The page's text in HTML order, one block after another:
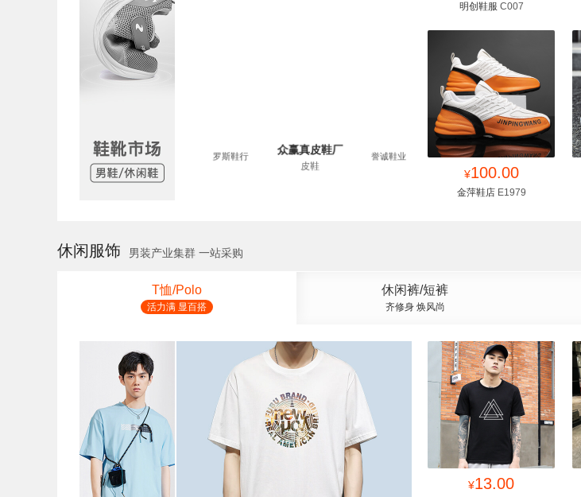
誉诚鞋业 罗斯鞋行 众赢真皮鞋厂
誉诚鞋业
凉鞋 板鞋
罗斯鞋行 众赢真皮鞋厂
明创鞋服 C007
找同款 收藏
¥100.00
金萍鞋店E1979
休闲服饰 男装产业集群 一站采购
T恤/Polo
活力满 显百搭
休闲裤/短裤
齐修身 焕风尚
找同款 收藏
¥13.00